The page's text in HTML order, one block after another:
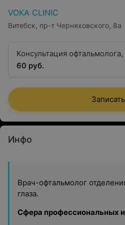
VOKA CLINIC
Витебск, пр-т Черняховского, 8а
Консультация офтальмолога,
медицинских наук
60 руб.
Инфо
Врач-офтальмолог
глаза.
Сфера профессиональных